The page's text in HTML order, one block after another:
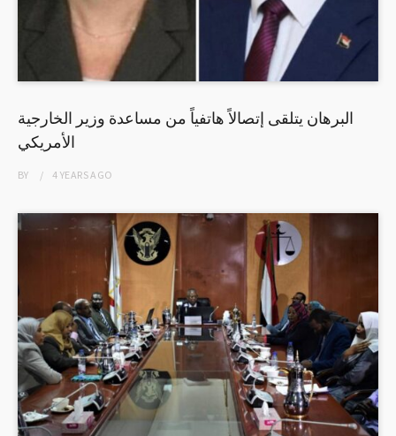
البرهان يتلقى إتصالاً هاتفياً من مساعدة وزير الخارجية
الأمريكي
BY 4 YEARSAGO